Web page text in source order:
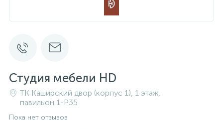
Студия мебели HD
ТК Каширский двор (корпус 1), 1 этаж,
павильон 1-P35
Пока нет отзывов